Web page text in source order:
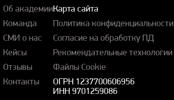
Об академии
Команда
СМИ о нас
Кейсы
Отзывы
Контакты
Карта сайта
Политика конфиденциальности
Согласие на обработку ПД
Рекомендательные технологии
Файлы Cookie
ОГРН 1237700606956
ИНН 9701259086